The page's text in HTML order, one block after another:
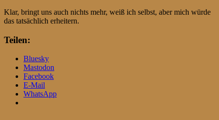
Klar, bringt uns auch nichts mehr, weiß ich selbst, aber mich würde
das tatsächlich erheitern.
Teilen:
Bluesky
Mastodon
Facebook
E-Mail
WhatsApp